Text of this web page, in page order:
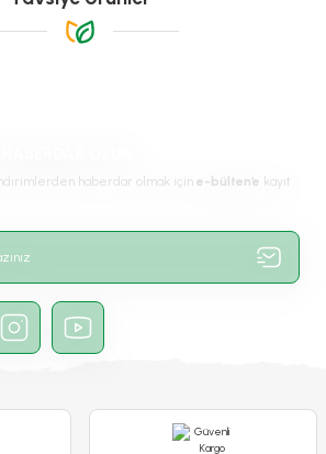
bozuk veya görüntülenemiyor.
Gönder
Lily - Pink Pupy
haberdar olmak için e-bülten’e kayıt